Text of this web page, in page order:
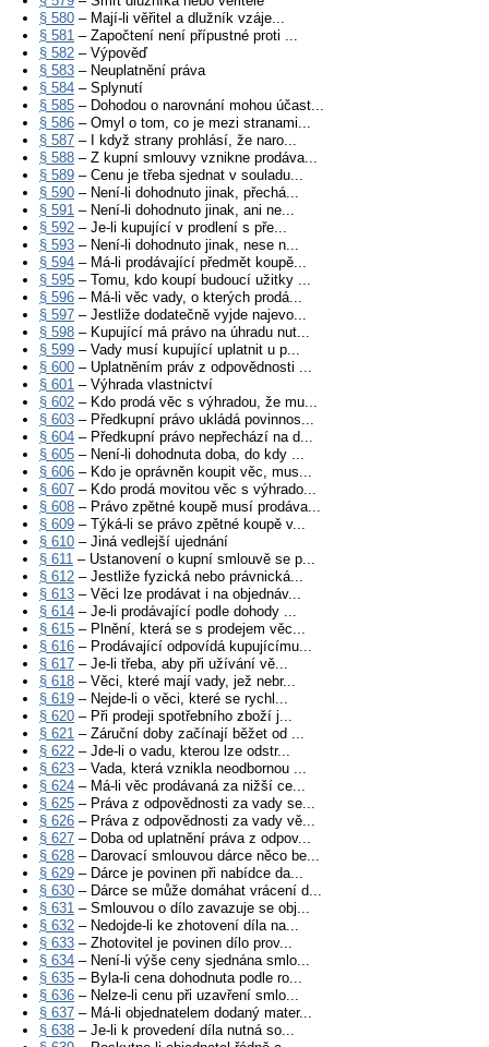
§ 580 – Mají-li věřitel a dlužník vzáje...
§ 581 – Započtení není přípustné proti ...
§ 582 – Výpověď
§ 583 – Neuplatnění práva
§ 584 – Splynutí
§ 585 – Dohodou o narovnání mohou účast...
§ 586 – Omyl o tom, co je mezi stranami...
§ 587 – I když strany prohlásí, že naro...
§ 588 – Z kupní smlouvy vznikne prodáva...
§ 589 – Cenu je třeba sjednat v souladu...
§ 590 – Není-li dohodnuto jinak, přechá...
§ 591 – Není-li dohodnuto jinak, ani ne...
§ 592 – Je-li kupující v prodlení s pře...
§ 593 – Není-li dohodnuto jinak, nese n...
§ 594 – Má-li prodávající předmět koupě...
§ 595 – Tomu, kdo koupí budoucí užitky ...
§ 596 – Má-li věc vady, o kterých prodá...
§ 597 – Jestliže dodatečně vyjde najevo...
§ 598 – Kupující má právo na úhradu nut...
§ 599 – Vady musí kupující uplatnit u p...
§ 600 – Uplatněním práv z odpovědnosti ...
§ 601 – Výhrada vlastnictví
§ 602 – Kdo prodá věc s výhradou, že mu...
§ 603 – Předkupní právo ukládá povinnos...
§ 604 – Předkupní právo nepřechází na d...
§ 605 – Není-li dohodnuta doba, do kdy ...
§ 606 – Kdo je oprávněn koupit věc, mus...
§ 607 – Kdo prodá movitou věc s výhrado...
§ 608 – Právo zpětné koupě musí prodáva...
§ 609 – Týká-li se právo zpětné koupě v...
§ 610 – Jiná vedlejší ujednání
§ 611 – Ustanovení o kupní smlouvě se p...
§ 612 – Jestliže fyzická nebo právnická...
§ 613 – Věci lze prodávat i na objednáv...
§ 614 – Je-li prodávající podle dohody ...
§ 615 – Plnění, která se s prodejem věc...
§ 616 – Prodávající odpovídá kupujícímu...
§ 617 – Je-li třeba, aby při užívání vě...
§ 618 – Věci, které mají vady, jež nebr...
§ 619 – Nejde-li o věci, které se rychl...
§ 620 – Při prodeji spotřebního zboží j...
§ 621 – Záruční doby začínají běžet od ...
§ 622 – Jde-li o vadu, kterou lze odstr...
§ 623 – Vada, která vznikla neodbornou ...
§ 624 – Má-li věc prodávaná za nižší ce...
§ 625 – Práva z odpovědnosti za vady se...
§ 626 – Práva z odpovědnosti za vady vě...
§ 627 – Doba od uplatnění práva z odpov...
§ 628 – Darovací smlouvou dárce něco be...
§ 629 – Dárce je povinen při nabídce da...
§ 630 – Dárce se může domáhat vrácení d...
§ 631 – Smlouvou o dílo zavazuje se obj...
§ 632 – Nedojde-li ke zhotovení díla na...
§ 633 – Zhotovitel je povinen dílo prov...
§ 634 – Není-li výše ceny sjednána smlo...
§ 635 – Byla-li cena dohodnuta podle ro...
§ 636 – Nelze-li cenu při uzavření smlo...
§ 637 – Má-li objednatelem dodaný mater...
§ 638 – Je-li k provedení díla nutná so...